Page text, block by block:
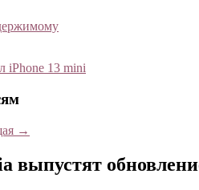
iPhone 13 mini
→